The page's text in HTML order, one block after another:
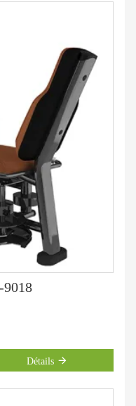
9018
Détails